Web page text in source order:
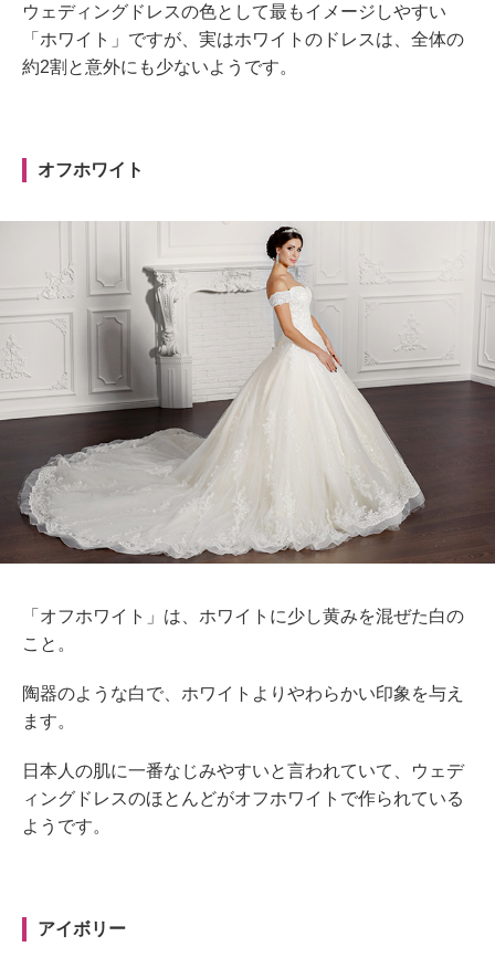
ウェディングドレスの色として最もイメージしやすい
「ホワイト」ですが、実はホワイトのドレスは、全体の
約2割と意外にも少ないようです。
オフホワイト
「オフホワイト」は、ホワイトに少し黄みを混ぜた白の
こと。
陶器のような白で、ホワイトよりやわらかい印象を与え
ます。
日本人の肌に一番なじみやすいと言われていて、ウェデ
ィングドレスのほとんどがオフホワイトで作られている
ようです。
アイボリー